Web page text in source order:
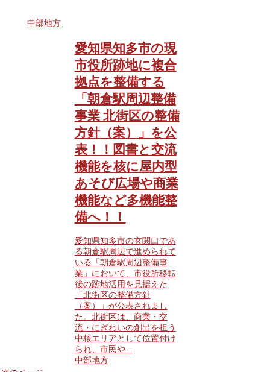
中部地方
愛知県知多市の現
市役所跡地に複合
拠点を整備する
「朝倉駅周辺整備
事業 北街区の整備
方針（案）」を公
表！！図書と交流
機能を核に屋内型
あそび広場や商業
機能など多機能整
備へ！！
愛知県知多市の玄関口であ
る朝倉駅周辺で進められて
いる「朝倉駅周辺整備事
業」において、市役所移転
後の跡地活用を見据えた
「北街区の整備方針
（案）」が公表されまし
た。北街区は、商業・交
流・にぎわいの創出を担う
中核エリアとして位置付け
られ、市民や...
中部地方